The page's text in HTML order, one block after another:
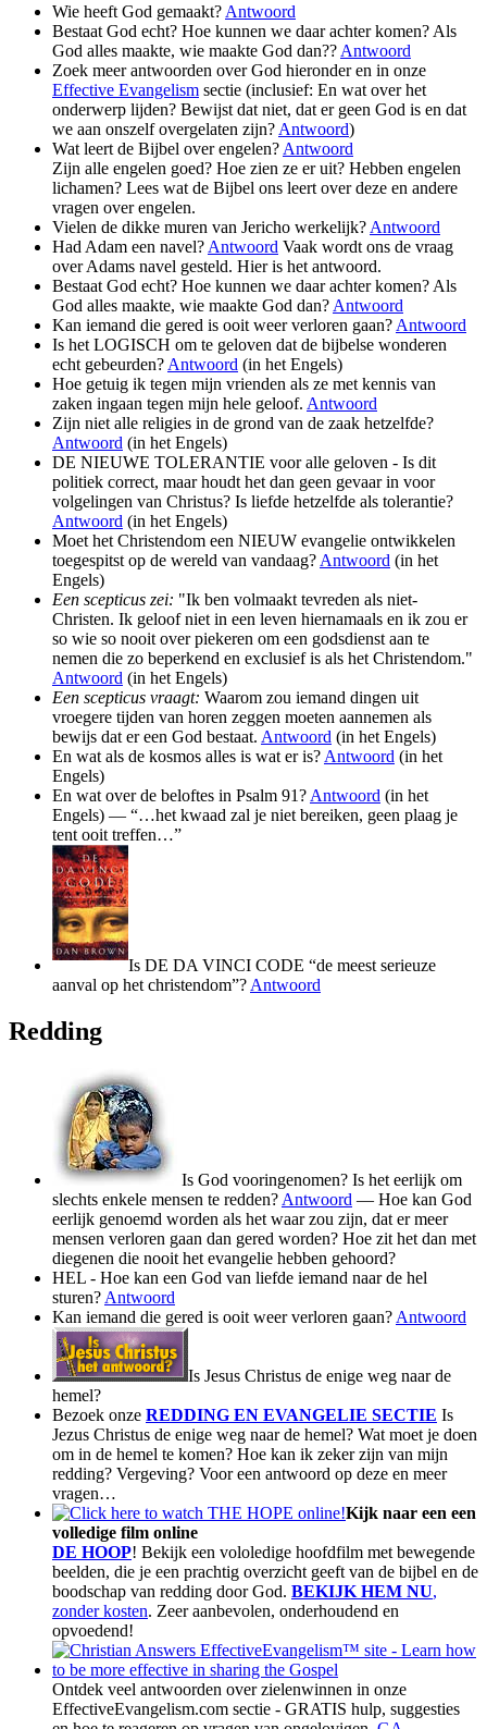
Wie heeft God gemaakt? Antwoord
Bestaat God echt? Hoe kunnen we daar achter komen? Als
God alles maakte, wie maakte God dan?? Antwoord
Zoek meer antwoorden over God hieronder en in onze
Effective Evangelism sectie (inclusief: En wat over het
onderwerp lijden? Bewijst dat niet, dat er geen God is en dat
we aan onszelf overgelaten zijn? Antwoord)
Wat leert de Bijbel over engelen? Antwoord
Zijn alle engelen goed? Hoe zien ze er uit? Hebben engelen
lichamen? Lees wat de Bijbel ons leert over deze en andere
vragen over engelen.
Vielen de dikke muren van Jericho werkelijk? Antwoord
Had Adam een navel? Antwoord Vaak wordt ons de vraag
over Adams navel gesteld. Hier is het antwoord.
Bestaat God echt? Hoe kunnen we daar achter komen? Als
God alles maakte, wie maakte God dan? Antwoord
Kan iemand die gered is ooit weer verloren gaan? Antwoord
Is het LOGISCH om te geloven dat de bijbelse wonderen
echt gebeurden? Antwoord (in het Engels)
Hoe getuig ik tegen mijn vrienden als ze met kennis van
zaken ingaan tegen mijn hele geloof. Antwoord
Zijn niet alle religies in de grond van de zaak hetzelfde?
Antwoord (in het Engels)
DE NIEUWE TOLERANTIE voor alle geloven - Is dit
politiek correct, maar houdt het dan geen gevaar in voor
volgelingen van Christus? Is liefde hetzelfde als tolerantie?
Antwoord (in het Engels)
Moet het Christendom een NIEUW evangelie ontwikkelen
toegespitst op de wereld van vandaag? Antwoord (in het
Engels)
Een scepticus zei: "Ik ben volmaakt tevreden als niet-
Christen. Ik geloof niet in een leven hiernamaals en ik zou er
so wie so nooit over piekeren om een godsdienst aan te
nemen die zo beperkend en exclusief is als het Christendom."
Antwoord (in het Engels)
Een scepticus vraagt: Waarom zou iemand dingen uit
vroegere tijden van horen zeggen moeten aannemen als
bewijs dat er een God bestaat. Antwoord (in het Engels)
En wat als de kosmos alles is wat er is? Antwoord (in het
Engels)
En wat over de beloftes in Psalm 91? Antwoord (in het
Engels) — “…het kwaad zal je niet bereiken, geen plaag je
tent ooit treffen…”
Is DE DA VINCI CODE “de meest serieuze
aanval op het christendom”? Antwoord
Redding
Is God vooringenomen? Is het eerlijk om
slechts enkele mensen te redden? Antwoord — Hoe kan God
eerlijk genoemd worden als het waar zou zijn, dat er meer
mensen verloren gaan dan gered worden? Hoe zit het dan met
diegenen die nooit het evangelie hebben gehoord?
HEL - Hoe kan een God van liefde iemand naar de hel
sturen? Antwoord
Kan iemand die gered is ooit weer verloren gaan? Antwoord
Is Jesus Christus de enige weg naar de
hemel?
Bezoek onze REDDING EN EVANGELIE SECTIE Is
Jezus Christus de enige weg naar de hemel? Wat moet je doen
om in de hemel te komen? Hoe kan ik zeker zijn van mijn
redding? Vergeving? Voor een antwoord op deze en meer
vragen…
Kijk naar een een
volledige film online
DE HOOP! Bekijk een vololedige hoofdfilm met bewegende
beelden, die je een prachtig overzicht geeft van de bijbel en de
boodschap van redding door God. BEKIJK HEM NU,
zonder kosten. Zeer aanbevolen, onderhoudend en
opvoedend!
Ontdek veel antwoorden over zielenwinnen in onze
EffectiveEvangelism.com sectie - GRATIS hulp, suggesties